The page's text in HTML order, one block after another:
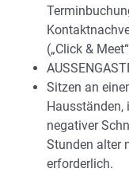
(„Click &
Sitzen an
Hausständen,
negativer
Stunden alter
erforderlich.